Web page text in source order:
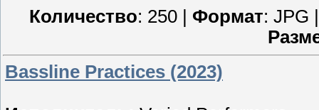
Количество: 250 | Формат: JPG
Bassline Practices (2023)